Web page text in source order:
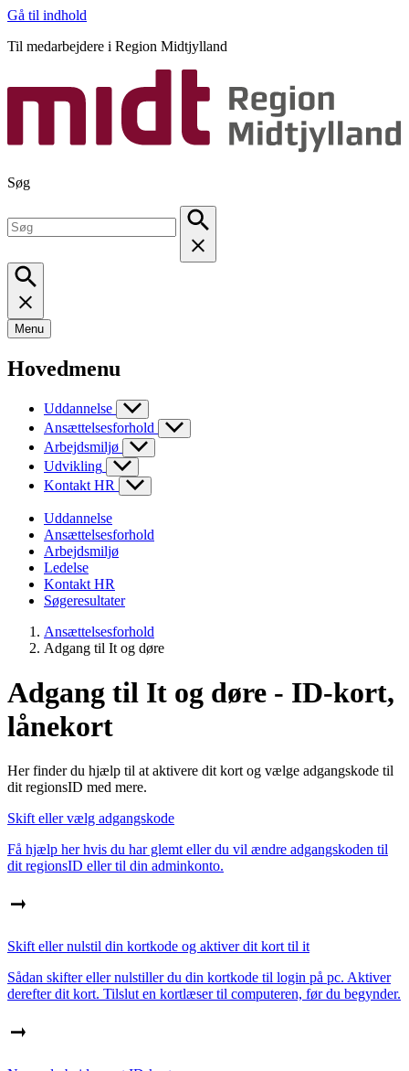
Gå til indhold
Til medarbejdere i Region Midtjylland
Søg
Menu
Hovedmenu
Uddannelse
Ansættelsesforhold
Arbejdsmiljø
Udvikling
Kontakt HR
Uddannelse
Ansættelsesforhold
Arbejdsmiljø
Ledelse
Kontakt HR
Søgeresultater
Ansættelsesforhold
Adgang til It og døre
Adgang til It og døre - ID-kort,
lånekort
Her finder du hjælp til at aktivere dit kort og vælge adgangskode til
dit regionsID med mere.
Skift eller vælg adgangskode
Få hjælp her hvis du har glemt eller du vil ændre adgangskoden til
dit regionsID eller til din adminkonto.
Skift eller nulstil din kortkode og aktiver dit kort til it
Sådan skifter eller nulstiller du din kortkode til login på pc. Aktiver
derefter dit kort. Tilslut en kortlæser til computeren, før du begynder.